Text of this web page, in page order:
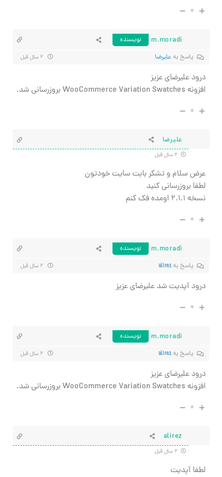
۰
m.moradi
نویسنده
پاسخ بهعلیرضا
درود علیرضای عزیز
افزونه WooCommerce Variation Swatches بروزرسانی شد.
۰
علیرضا
عرض سلام و تشکر بابت سایت خودتون
لطفا بروزرسانی کنید
نسخه ۲.۱.۱ اومده فک کنم
۰
m.moradi
نویسنده
پاسخ بهalirez
درود آپدیت شد علیرضای عزیز
۰
m.moradi
نویسنده
پاسخ بهalirez
درود علیرضای عزیز
افزونه WooCommerce Variation Swatches بروزرسانی شد.
۰
alirez
لطفا آپدیت